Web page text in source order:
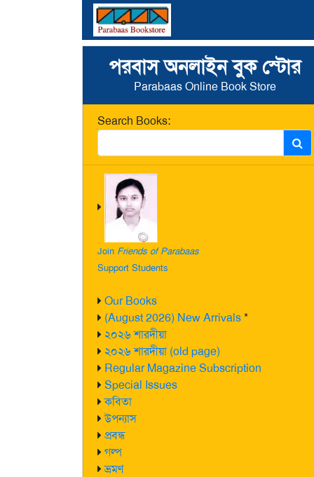
পরবাস অনলাইন বুক স্টোর
Parabaas Online Book Store
Search Books:
Join Friends of Parabaas
Support Students
Our Books
(August 2026) New Arrivals*
২০২৬ শারদীয়া
২০২৬ শারদীয়া (old page)
Regular Magazine Subscription
Special Issues
কবিতা
উপন্যাস
প্রবন্ধ
গল্প
ভ্রমণ